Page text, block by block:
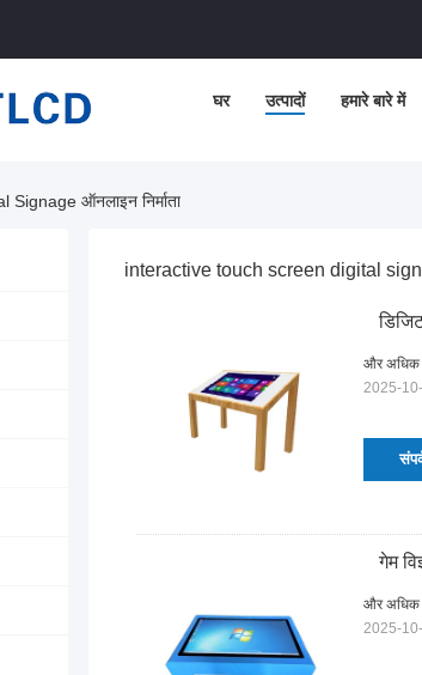
घर उत्पादों हमारे बारे में
ऑनलाइन निर्माता
interactive touch screen digital
और अधिक
2025-
गेम
और अधिक
2025-